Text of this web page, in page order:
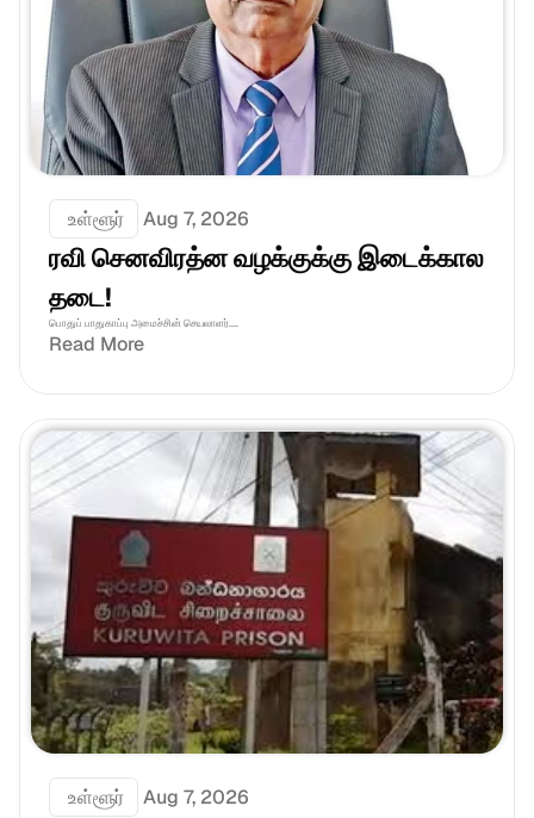
உள்ளூர் Aug 7, 2026
ரவி செனவிரத்ன வழக்குக்கு இடைக்கால
தடை!
பொதுப் பாதுகாப்பு அமைச்சின் செயலாளர்....
Read More
உள்ளூர் Aug 7, 2026